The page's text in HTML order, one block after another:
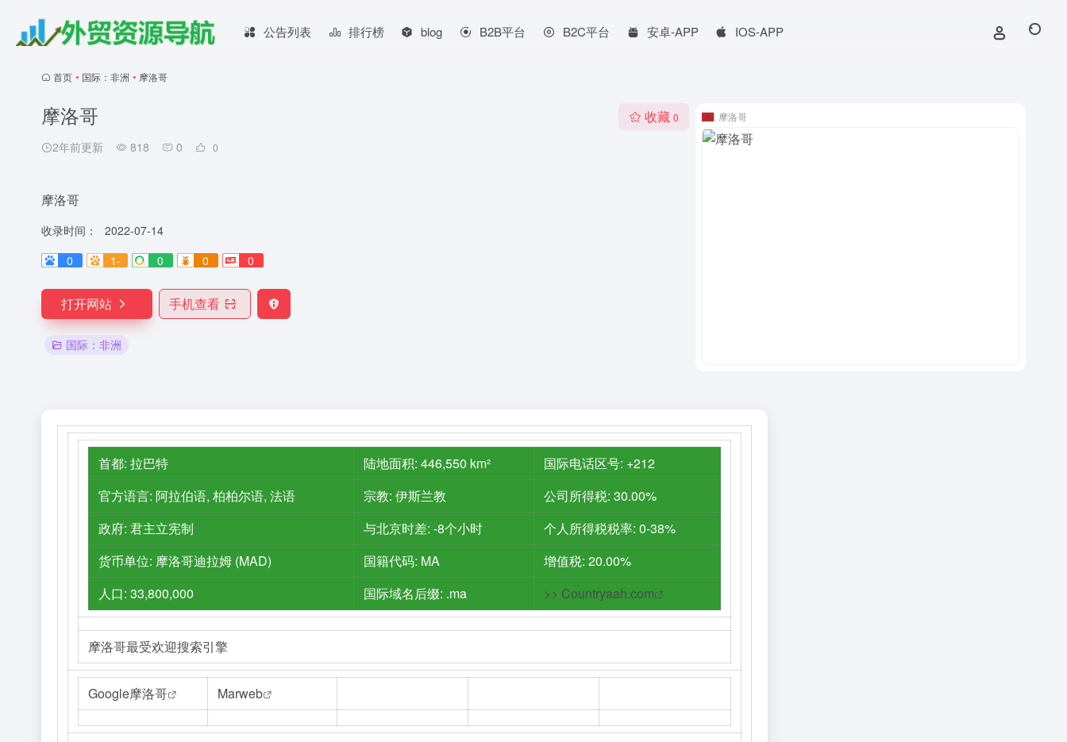
公告列表 排行榜 blog B2B平台 B2C平台 安卓-APP IOS-APP
首页 • 国际：非洲 • 摩洛哥
摩洛哥
2年前更新 818 0 0
收藏 0
摩洛哥
收录时间：
2022-07-14
0
1- 0 0 0
打开网站 手机查看
国际：非洲
摩洛哥
首都: 拉巴特 陆地面积: 446,550 km²
国际电话区号: +212
官方语言: 阿拉伯语, 柏柏尔语, 法语
宗教: 伊斯兰教
公司所得税: 30.00%
政府: 君主立宪制
与北京时差: -8个小时
个人所得税税率: 0-38%
货币单位: 摩洛哥迪拉姆 (MAD)
国籍代码: MA
增值税: 20.00%
人口: 33,800,000
国际域名后缀: .ma >> Countryaah.com
摩洛哥最受欢迎搜索引擎
Google摩洛哥 Marweb